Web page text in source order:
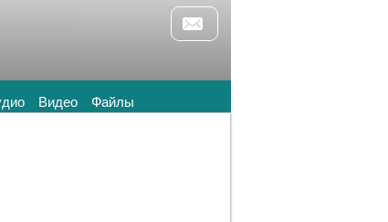
Видео Файлы